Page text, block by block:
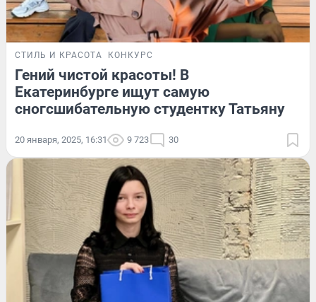
СТИЛЬ И КРАСОТА КОНКУРС
Гений чистой красоты! В
Екатеринбурге ищут самую
сногсшибательную студентку Татьяну
20 января, 2025, 16:31 9 723 30